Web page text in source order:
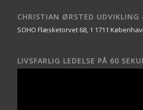
CHRISTIAN ØRSTED UDVIKLING
SOHO Flæsketorvet 68, 1 1711
LIVSFARLIG LEDELSE PÅ 60